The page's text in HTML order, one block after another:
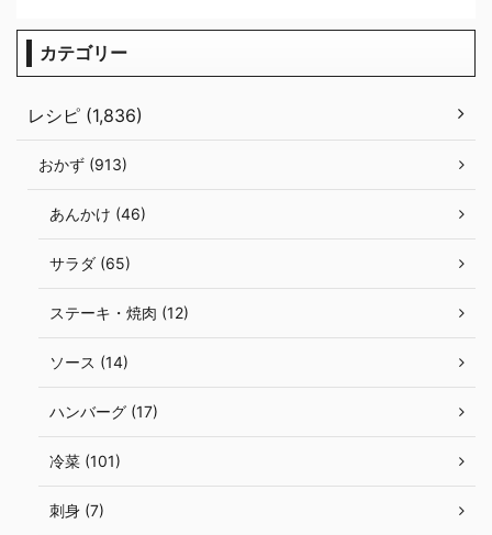
カテゴリー
レシピ (1,836)
おかず (913)
あんかけ (46)
サラダ (65)
ステーキ・焼肉 (12)
ソース (14)
ハンバーグ (17)
冷菜 (101)
刺身 (7)